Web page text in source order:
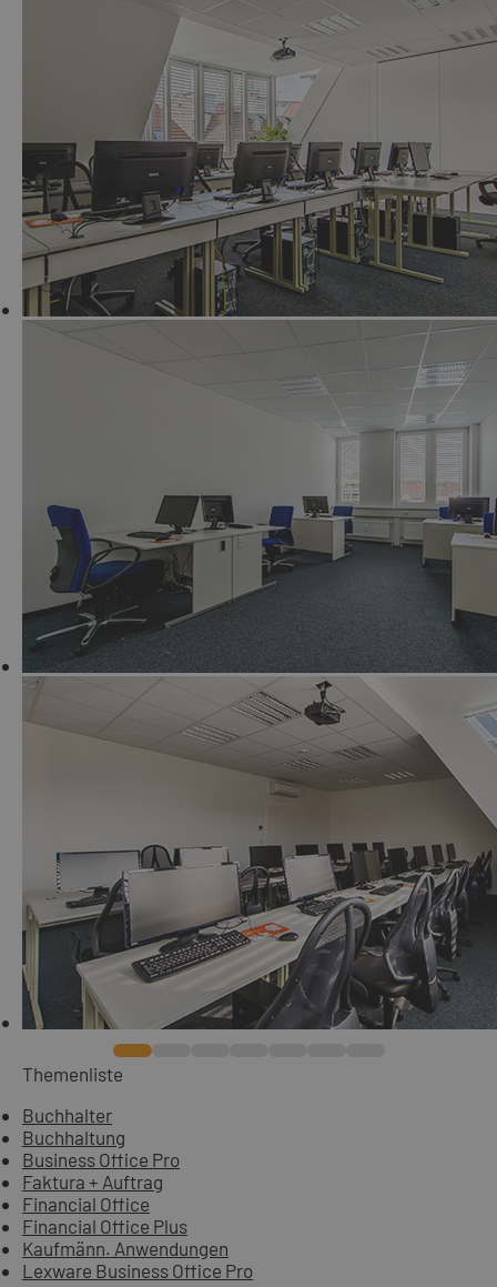
Themenliste
Buchhalter
Buchhaltung
Business Office Pro
Faktura + Auftrag
Financial Office
Financial Office Plus
Kaufmänn. Anwendungen
Lexware Business Office Pro